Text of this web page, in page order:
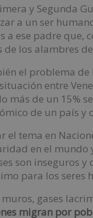
y Segunda
a un ser
a ese padre que,
los alambres
el problema de
entre
más de un 15%
de un país y
el tema en
en el mundo
son inseguros
para los seres
gases
migran por